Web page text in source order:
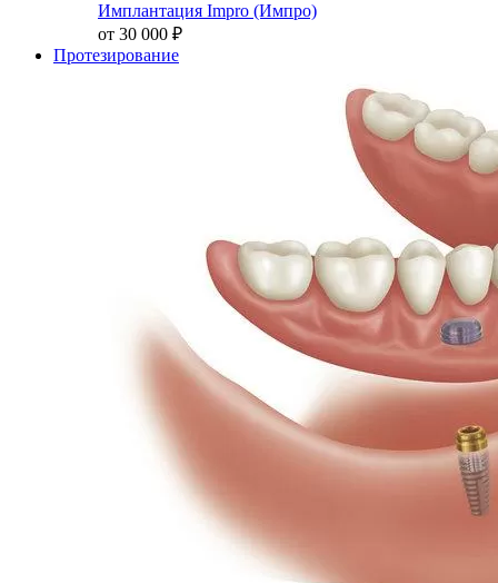
Имплантация Impro (Импро)
от 30 000 ₽
Протезирование